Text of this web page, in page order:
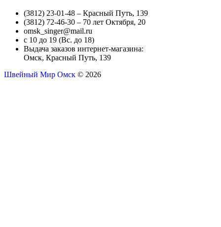
(3812) 23-01-48 – Красный Путь, 139
(3812) 72-46-30 – 70 лет Октября, 20
omsk_singer@mail.ru
с 10 до 19 (Вс. до 18)
Выдача заказов интернет-магазина:
Омск, Красный Путь, 139
Швейный Мир Омск © 2026